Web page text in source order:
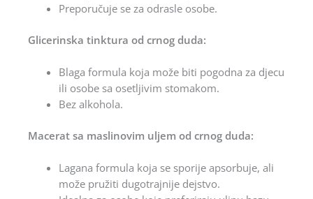
Preporučuje se za odrasle osobe.
Glicerinska tinktura od crnog duda:
Blaga formula koja može biti pogodna za djecu
ili osobe sa osetljivim stomakom.
Bez alkohola.
Macerat sa maslinovim uljem od crnog duda:
Lagana formula koja se sporije apsorbuje, ali
može pružiti dugotrajnije dejstvo.